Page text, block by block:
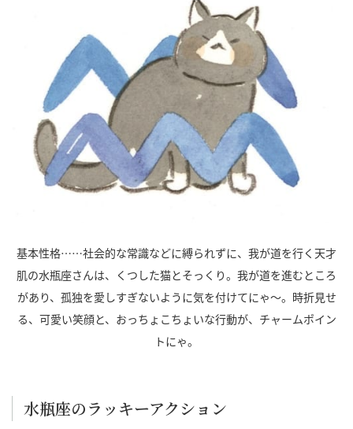
基本性格……社会的な常識などに縛られずに、我が道を行く天才
肌の水瓶座さんは、くつした猫とそっくり。我が道を進むところ
があり、孤独を愛しすぎないように気を付けてにゃ～。時折見せ
る、可愛い笑顔と、おっちょこちょいな行動が、チャームポイン
トにゃ。
水瓶座のラッキーアクション